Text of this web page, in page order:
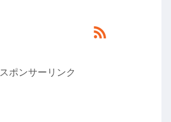
スポンサーリンク